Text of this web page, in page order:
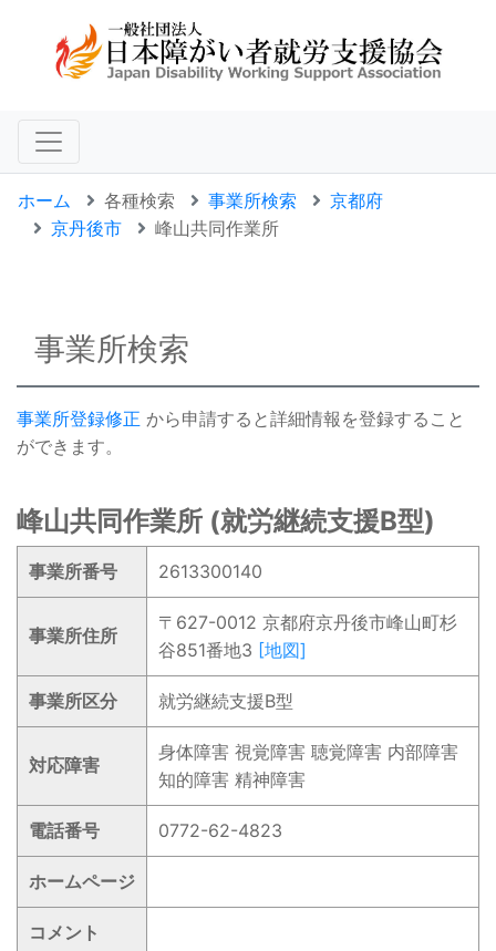
ホーム 各種検索 事業所検索
京都府
京丹後市
峰山共同作業所
事業所検索
事業所登録修正 から申請すると詳細情報を登録すること
ができます。
峰山共同作業所 (就労継続支援B型)
事業所番号 2613300140
事業所住所
〒627-0012 京都府京丹後市峰山町杉
谷851番地3 [地図]
事業所区分 就労継続支援B型
対応障害
身体障害 視覚障害 聴覚障害 内部障害
知的障害 精神障害
電話番号 0772-62-4823
ホームページ
コメント